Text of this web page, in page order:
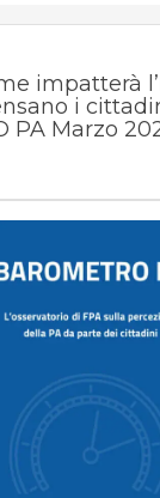
impatterà
i
PA Marzo